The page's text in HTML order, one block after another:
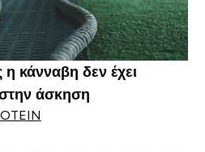
κάνναβη δεν έχει
άσκηση